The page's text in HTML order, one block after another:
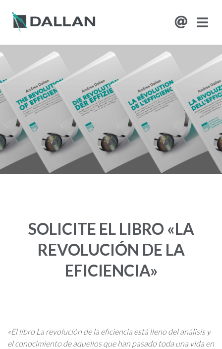
SOLICITE EL LIBRO «LA
REVOLUCIÓN DE LA
EFICIENCIA»
«El libro La revolución de la eficiencia está lleno del análisis y
el conocimiento de aquellos que han pasado toda una vida en